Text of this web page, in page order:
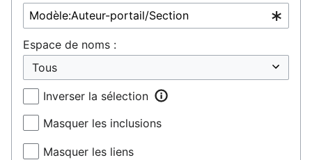
Espace de noms :
Inverser la sélection
Masquer les inclusions
Masquer les liens